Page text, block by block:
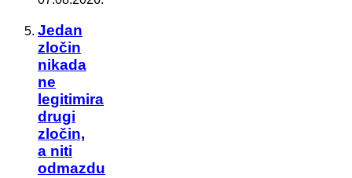
Jedan
zločin
nikada
ne
legitimira
drugi
zločin,
a niti
odmazdu